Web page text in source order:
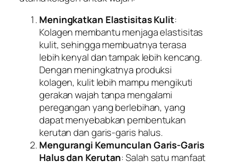
Meningkatkan Elastisitas Kulit:
Kolagen membantu menjaga elastisitas
kulit, sehingga membuatnya terasa
lebih kenyal dan tampak lebih kencang.
Dengan meningkatnya produksi
kolagen, kulit lebih mampu mengikuti
gerakan wajah tanpa mengalami
peregangan yang berlebihan, yang
dapat menyebabkan pembentukan
kerutan dan garis-garis halus.
Mengurangi Kemunculan Garis-Garis
Halus dan Kerutan: Salah satu manfaat